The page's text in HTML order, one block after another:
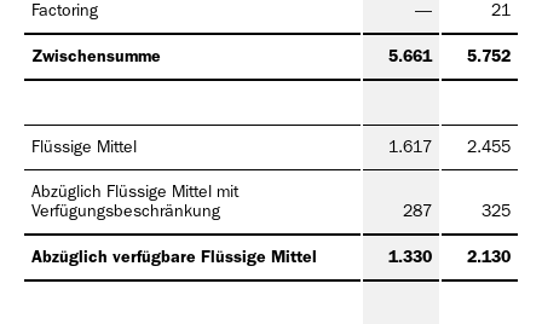
Factoring — 21
Zwischensumme 5.661 5.752
Flüssige Mittel 1.617 2.455
Abzüglich Flüssige Mittel mit
Verfügungsbeschränkung
287 325
Abzüglich verfügbare Flüssige Mittel 1.330 2.130